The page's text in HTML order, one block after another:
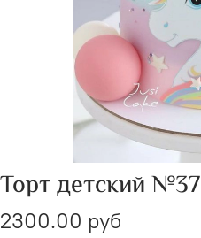
Торт детский №37
2300.00 руб